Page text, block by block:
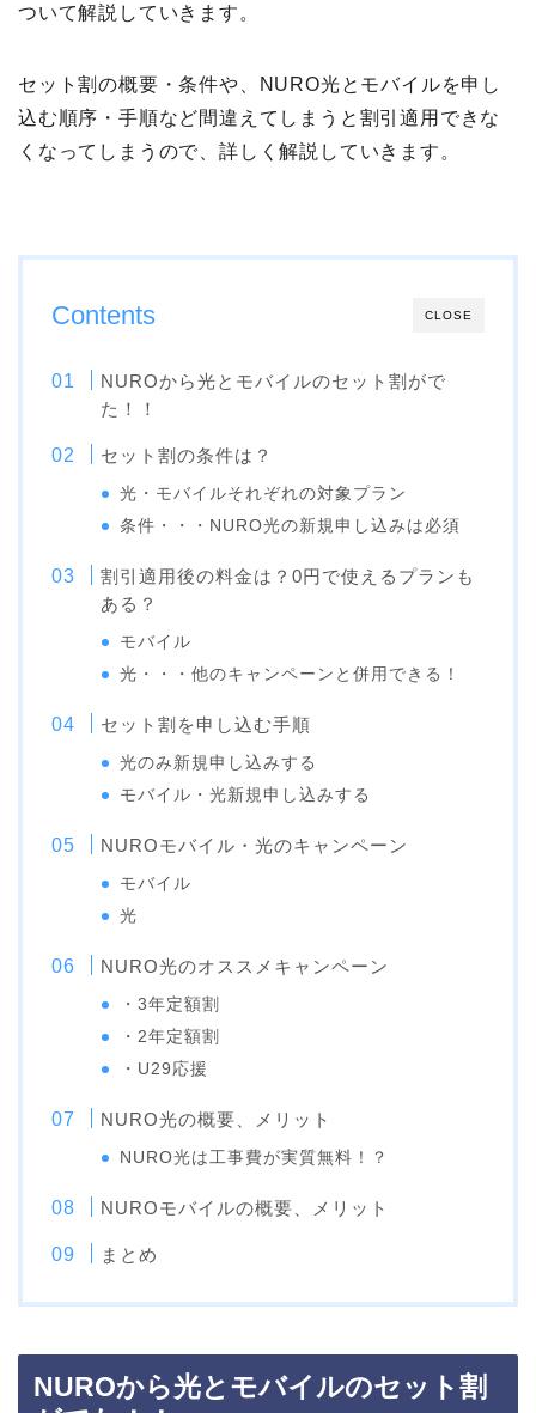
ついて解説していきます。
セット割の概要・条件や、NURO光とモバイルを申し
込む順序・手順など間違えてしまうと割引適用できな
くなってしまうので、詳しく解説していきます。
CLOSE
Contents
NUROから光とモバイルのセット割がで
た！！
セット割の条件は？
光・モバイルそれぞれの対象プラン
条件・・・NURO光の新規申し込みは必須
割引適用後の料金は？0円で使えるプランも
ある？
モバイル
光・・・他のキャンペーンと併用できる！
セット割を申し込む手順
光のみ新規申し込みする
モバイル・光新規申し込みする
NUROモバイル・光のキャンペーン
モバイル
光
NURO光のオススメキャンペーン
・3年定額割
・2年定額割
・U29応援
NURO光の概要、メリット
NURO光は工事費が実質無料！？
NUROモバイルの概要、メリット
まとめ
NUROから光とモバイルのセット割